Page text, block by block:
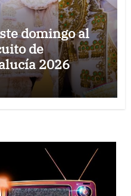
domingo al
de
2026